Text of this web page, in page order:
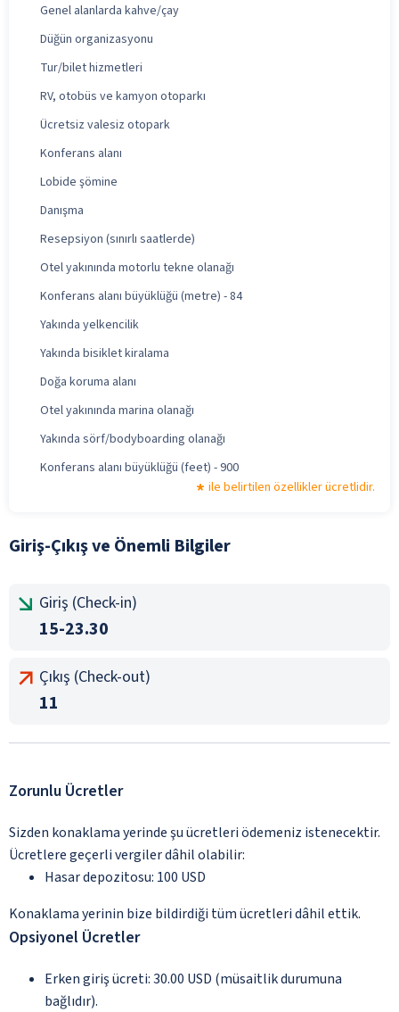
Genel alanlarda kahve/çay
Düğün organizasyonu
Tur/bilet hizmetleri
RV, otobüs ve kamyon otoparkı
Ücretsiz valesiz otopark
Konferans alanı
Lobide şömine
Danışma
Resepsiyon (sınırlı saatlerde)
Otel yakınında motorlu tekne olanağı
Konferans alanı büyüklüğü (metre) - 84
Yakında yelkencilik
Yakında bisiklet kiralama
Doğa koruma alanı
Otel yakınında marina olanağı
Yakında sörf/bodyboarding olanağı
Konferans alanı büyüklüğü (feet) - 900
ile belirtilen özellikler ücretlidir.
Giriş-Çıkış ve Önemli Bilgiler
Giriş (Check-in)
15-23.30
Çıkış (Check-out)
11
Zorunlu Ücretler
Sizden konaklama yerinde şu ücretleri ödemeniz istenecektir.
Ücretlere geçerli vergiler dâhil olabilir:
Hasar depozitosu: 100 USD
Konaklama yerinin bize bildirdiği tüm ücretleri dâhil ettik.
Opsiyonel Ücretler
Erken giriş ücreti: 30.00 USD (müsaitlik durumuna
bağlıdır).